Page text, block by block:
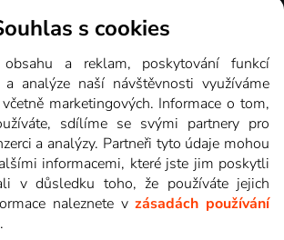
Videotéka
s cookies
obsahu a reklam, poskytování funkcí
analýze naší návštěvnosti využíváme
marketingových. Informace o tom,
sdílíme se svými partnery pro
a analýzy. Partneři tyto údaje mohou
informacemi, které jste jim poskytli
v důsledku toho, že používáte jejich
naleznete vzásadách používání
.